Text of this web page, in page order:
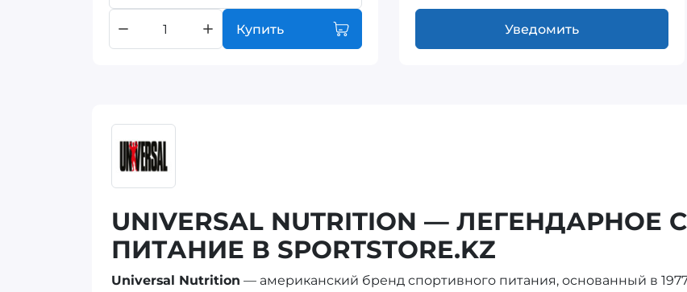
Купить Уведомить
UNIVERSAL NUTRITION —
ПИТАНИЕ В SPORTSTORE.KZ
Universal Nutrition — американский бренд спортивного питания, основанный в